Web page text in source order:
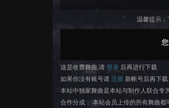
温馨提示
这是收费舞曲,请登录 后再进行下载
如果你没有账号请注册 新帐号后再下载
本站中独家舞曲是本站与制作人联合专
合作分成： 本站会员上传的所有舞曲